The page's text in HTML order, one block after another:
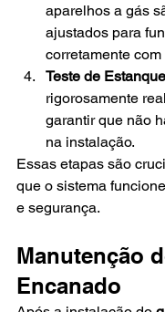
aparelhos a gás
ajustados para
corretamente
Teste de
rigorosamente
garantir que não
na instalação.
Essas etapas são
que o sistema
e segurança.
Manutenção
Encanado